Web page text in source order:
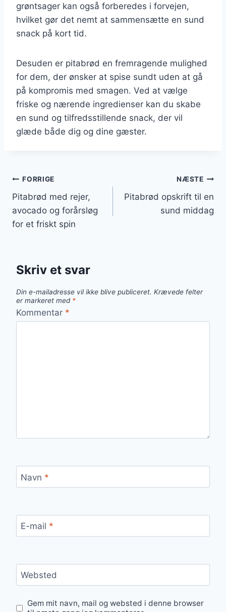
grøntsager kan også forberedes i forvejen,
hvilket gør det nemt at sammensætte en sund
snack på kort tid.
Desuden er pitabrød en fremragende mulighed
for dem, der ønsker at spise sundt uden at gå
på kompromis med smagen. Ved at vælge
friske og nærende ingredienser kan du skabe
en sund og tilfredsstillende snack, der vil
glæde både dig og dine gæster.
Indlægsnavigation
FORRIGE
Pitabrød med rejer,
avocado og forårsløg
for et friskt spin
NÆSTE
Pitabrød opskrift til en
sund middag
Skriv et svar
Din e-mailadresse vil ikke blive publiceret. Krævede felter
er markeret med *
Kommentar *
Navn *
E-mail *
Websted
Gem mit navn, mail og websted i denne browser